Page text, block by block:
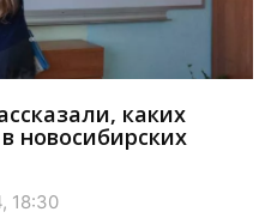
каких
новосибирских
18:30